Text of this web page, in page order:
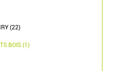
(22)
BOIS (1)